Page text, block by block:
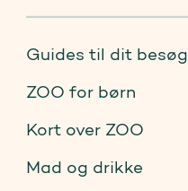
Guides til dit besøg
ZOO for børn
Kort over ZOO
Mad og drikke